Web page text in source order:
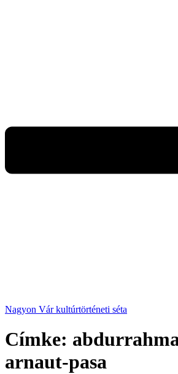
Nagyon Vár kultúrtörténeti séta
Címke:
arnaut-pasa